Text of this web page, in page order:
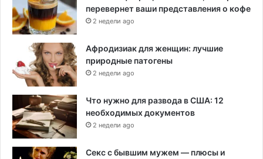
д
о
р
и
м
перевернет ваши представления о кофе
2 недели ago
Афродизиак для женщин: лучшие
природные патогены
2 недели ago
Что нужно для развода в США: 12
необходимых документов
2 недели ago
Секс с бывшим мужем — плюсы и